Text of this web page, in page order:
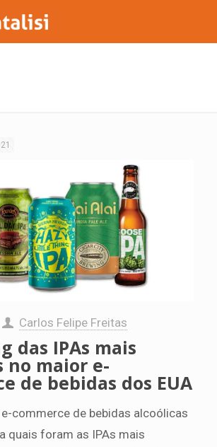
Carlos Felipe Freitas
das IPAs mais
no maior e-
de bebidas dos EUA
commerce de bebidas alcoólicas
quais foram as IPAs mais